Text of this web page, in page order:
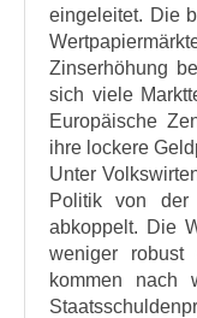
eingeleitet. Die
Zinserhöhung
sich viele
Europäische
ihre lockere
Unter
Politik von der
abkoppelt. Die
weniger
kommen nach